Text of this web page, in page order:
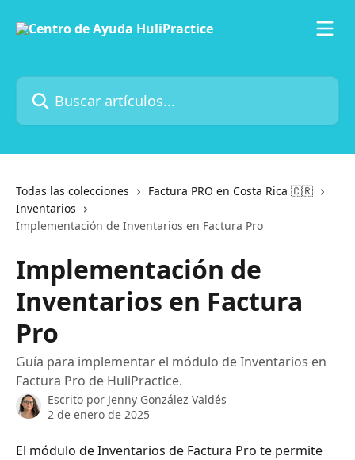
Buscar artículos...
Todas las colecciones
Factura PRO en Costa Rica 🇨🇷
Inventarios
Implementación de Inventarios en Factura Pro
Implementación de
Inventarios en Factura
Pro
Guía para implementar el módulo de Inventarios en
Factura Pro de HuliPractice.
Escrito por Jenny González Valdés
2 de enero de 2025
El módulo de Inventarios de Factura Pro te permite